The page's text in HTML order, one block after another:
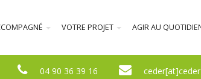
VOTRE PROJET AGIR AU
04 90 36 39 16